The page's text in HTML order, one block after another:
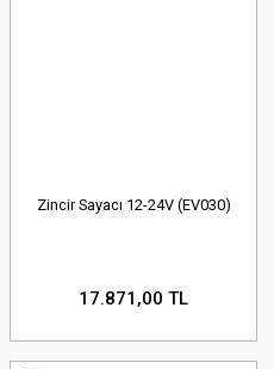
Zincir Sayacı 12-24V (EV030)
17.871,00 TL